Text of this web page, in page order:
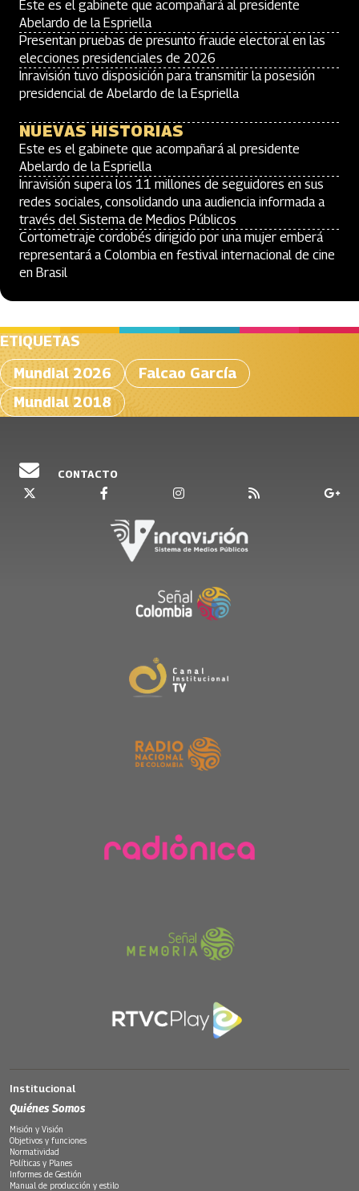
Este es el gabinete que acompañará al presidente
Abelardo de la Espriella
Presentan pruebas de presunto fraude electoral en las
elecciones presidenciales de 2026
Inravisión tuvo disposición para transmitir la posesión
presidencial de Abelardo de la Espriella
NUEVAS HISTORIAS
Este es el gabinete que acompañará al presidente
Abelardo de la Espriella
Inravisión supera los 11 millones de seguidores en sus
redes sociales, consolidando una audiencia informada a
través del Sistema de Medios Públicos
Cortometraje cordobés dirigido por una mujer emberá
representará a Colombia en festival internacional de cine
en Brasil
ETIQUETAS
Mundial 2026
Falcao García
Mundial 2018
CONTACTO
Institucional
Quiénes Somos
Misión y Visión
Objetivos y funciones
Normatividad
Políticas y Planes
Informes de Gestión
Manual de producción y estilo